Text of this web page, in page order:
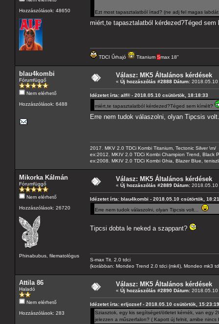
Hozzászólások: 48650
Ezt most tapasztalatból írtad? (ne adj fel magas
miért,te tapasztalatból kérdezed?Téged
TDCI Űrhajó Titanium Smax 18"
blau4kombi
Fórumfüggő
Nem elérhető
Hozzászólások: 6488
Válasz: MK5 Általános kérdések
« Új hozzászólás #2888 Dátum: 2018.05.10
Idézetet írta: alf® - 2018.05.10 csütörtök, 18:18:33
miért,te tapasztalatból kérdezed?Téged sem kímélt?
Erre nem tudok válaszolni, olyan Tipcsis
2017. MKV 2.0 TDCi Kombi Titanium, Tectonic Silver \m/
ex:2012. MKIV 2.0 TDCi Kombi Champion Trend, Black
ex:2008. MKIV 2.0 TDCi Kombi Ghia, Blazer Blue,
Mikorka Kálmán
Fórumfüggő
Nem elérhető
Hozzászólások: 26720
Phinabubus, filematológus
Válasz: MK5 Általános kérdések
« Új hozzászólás #2889 Dátum: 2018.05.10
Idézetet írta: blau4kombi - 2018.05.10 csütörtök,
Erre nem tudok válaszolni, olyan Tipcsis volt...
Tipcsi dobta le neked a szappant?
S-max Tit. 2.0 tdci
(korábban: Mondeo Trend 2.0 tdci (mk4), Mondeo mk3
Attila 86
Haladó
Nem elérhető
Hozzászólások: 283
Válasz: MK5 Általános kérdések
« Új hozzászólás #2890 Dátum: 2018.05.10
Idézetet írta: erljozsef - 2018.05.10 csütörtök, 15:23:19
Sziasztok, egy kis segítséget/ötletet kérnék, van egy
jelezzen a műszerfalon? ( Kapott új felnit, amibe